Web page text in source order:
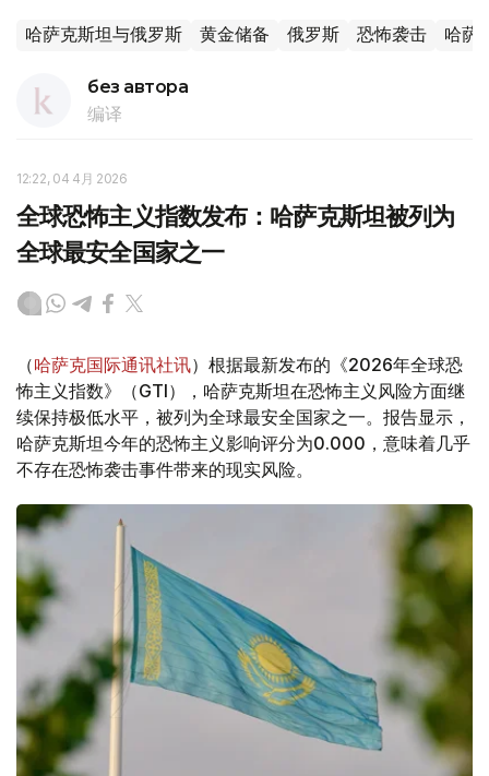
哈萨克斯坦与俄罗斯 黄金储备 俄罗斯 恐怖袭击 哈萨
без автора
编译
12:22, 04 4月 2026
全球恐怖主义指数发布：哈萨克斯坦被列为
全球最安全国家之一
（哈萨克国际通讯社讯）根据最新发布的《2026年全球恐
怖主义指数》（GTI），哈萨克斯坦在恐怖主义风险方面继
续保持极低水平，被列为全球最安全国家之一。报告显示，
哈萨克斯坦今年的恐怖主义影响评分为0.000，意味着几乎
不存在恐怖袭击事件带来的现实风险。